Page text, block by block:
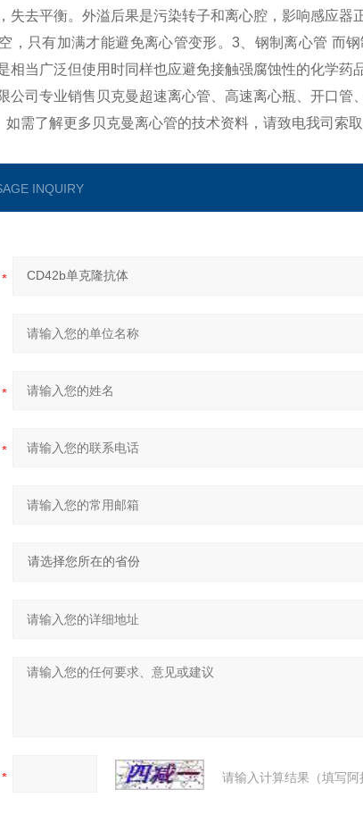
失去平衡。外溢后果是污染转子和离心腔，影响感应
，只有加满才能避免离心管变形。3、钢制离心管 而
相当广泛但使用时同样也应避免接触强腐蚀性的化学药
公司专业销售贝克曼超速离心管、高速离心瓶、开口管
需了解更多贝克曼离心管的技术资料，请致电我司索取
INQUIRY
请输入计算结果（填写